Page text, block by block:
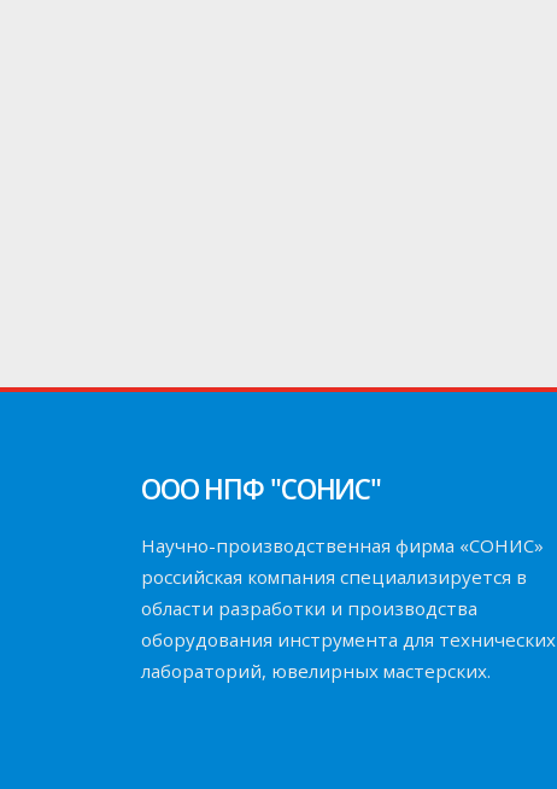
ООО НПФ "СОНИС"
Научно-производственная фирма «СОНИС»
российская компания специализируется в
области разработки и производства
оборудования инструмента для технических
лабораторий, ювелирных мастерских.